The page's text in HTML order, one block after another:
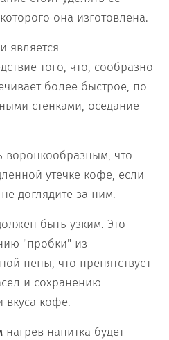
она изготовлена.
является
того, что, сообразно
более быстрое, по
стенками, оседание
воронкообразным, что
утечке кофе, если
доглядите за ним.
быть узким. Это
"пробки" из
пены, что препятствует
и сохранению
вкуса кофе.
нагрев напитка будет